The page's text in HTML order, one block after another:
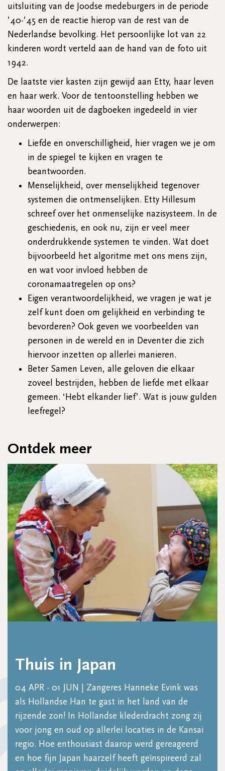
uitsluiting van de Joodse medeburgers in de periode
’40-’45 en de reactie hierop van de rest van de
Nederlandse bevolking. Het persoonlijke lot van 22
kinderen wordt verteld aan de hand van de foto uit
1942.
De laatste vier kasten zijn gewijd aan Etty, haar leven
en haar werk. Voor de tentoonstelling hebben we
haar woorden uit de dagboeken ingedeeld in vier
onderwerpen:
Liefde en onverschilligheid, hier vragen we je om
in de spiegel te kijken en vragen te
beantwoorden.
Menselijkheid, over menselijkheid tegenover
systemen die ontmenselijken. Etty Hillesum
schreef over het onmenselijke nazisysteem. In de
geschiedenis, en ook nu, zijn er veel meer
onderdrukkende systemen te vinden. Wat doet
bijvoorbeeld het algoritme met ons mens zijn,
en wat voor invloed hebben de
coronamaatregelen op ons?
Eigen verantwoordelijkheid, we vragen je wat je
zelf kunt doen om gelijkheid en verbinding te
bevorderen? Ook geven we voorbeelden van
personen in de wereld en in Deventer die zich
hiervoor inzetten op allerlei manieren.
Beter Samen Leven, alle geloven die elkaar
zoveel bestrijden, hebben de liefde met elkaar
gemeen. ‘Hebt elkander lief’. Wat is jouw gulden
leefregel?
Ontdek meer
Thuis in Japan
04 APR - 01 JUN | Zangeres Hanneke Evink was
als Hollandse Han te gast in het land van de
rijzende zon! In Hollandse klederdracht zong zij
voor jong en oud op allerlei locaties in de Kansai
regio. Hoe enthousiast daarop werd gereageerd
en hoe fijn Japan haarzelf heeft geïnspireerd zal